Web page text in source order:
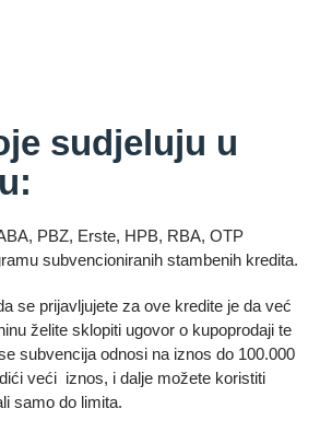
sudjeluju u
PBZ, Erste, HPB, RBA, OTP
subvencioniranih stambenih kredita.
se prijavljujete za ove kredite je da već
želite sklopiti ugovor o kupoprodaji te
subvencija odnosi na iznos do 100.000
veći iznos, i dalje možete koristiti
samo do limita.